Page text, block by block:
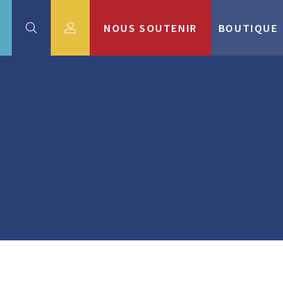
NOUS SOUTENIR BOUTIQUE